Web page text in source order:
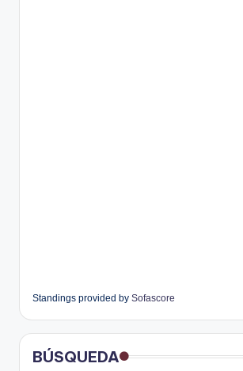
Standings provided by Sofascore
BÚSQUEDA